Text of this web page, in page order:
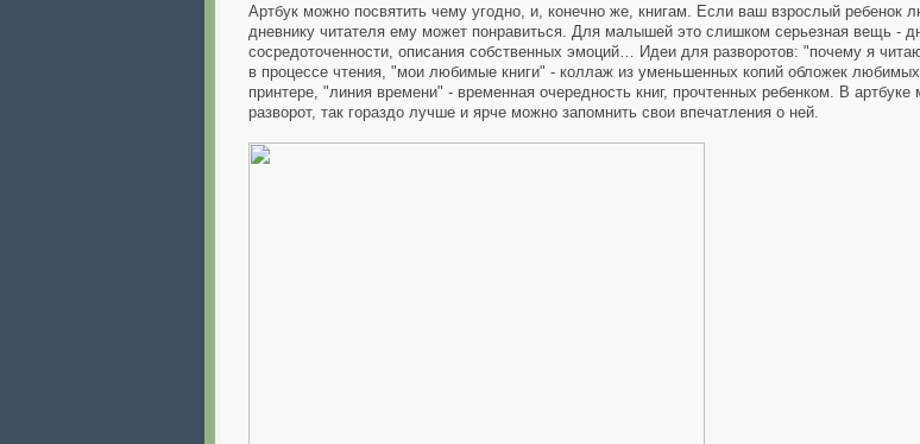
Артбук можно посвятить чему угодно, и, конечно же, книгам. Если ваш взрослый ребенок
дневнику читателя ему может понравиться. Для малышей это слишком серьезная вещь -
сосредоточенности, описания собственных эмоций… Идеи для разворотов: "почему я
в процессе чтения, "мои любимые книги" - коллаж из уменьшенных копий обложек любимых
принтере, "линия времени" - временная очередность книг, прочтенных ребенком. В
разворот, так гораздо лучше и ярче можно запомнить свои впечатления о ней.